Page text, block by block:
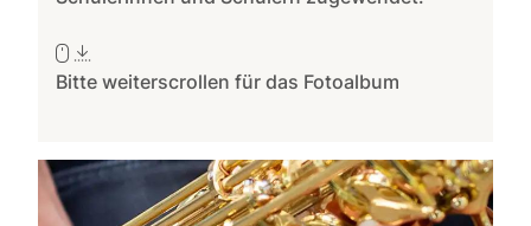
Bitte weiterscrollen für das Fotoalbum